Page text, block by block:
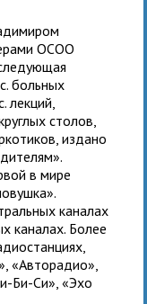
ОСОО
больных
лекций,
столов,
издано
в мире
каналах
каналах. Более
«Авторадио»,
Би-Си», «Эхо